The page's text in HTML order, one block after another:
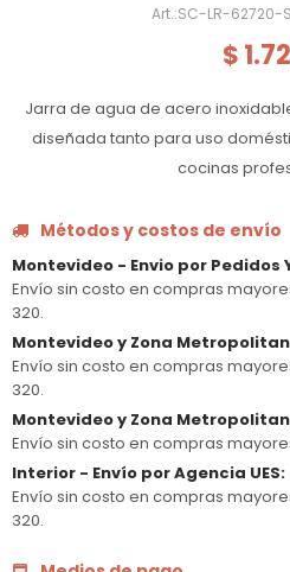
SC-LR-62720-
$
Jarra de agua de acero
diseñada tanto para uso
cocinas
Métodos y costos de envío
Montevideo - Envio por Pedidos
Envío sin costo en compras
320.
Montevideo y Zona
Envío sin costo en compras
320.
Montevideo y Zona
Envío sin costo en compras
Interior - Envío por Agencia UES:
Envío sin costo en compras
320.